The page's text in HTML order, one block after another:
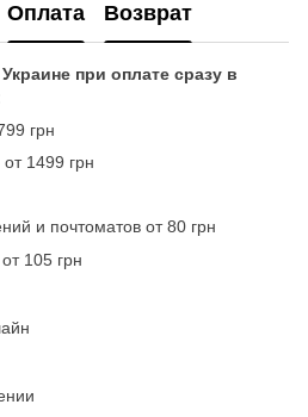
Оплата Возврат
при оплате сразу в
грн
1499 грн
и почтоматов от 80 грн
105 грн